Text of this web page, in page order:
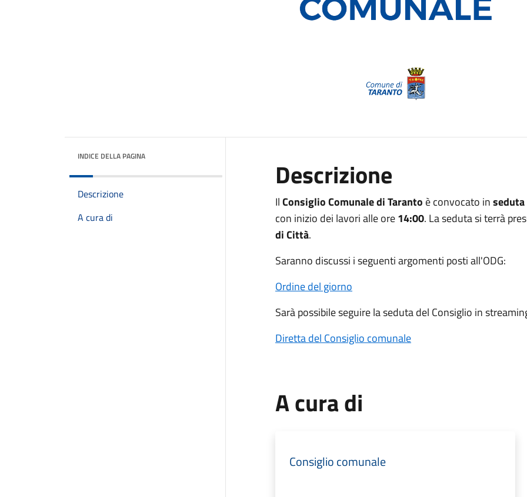
INDICE DELLA PAGINA
Descrizione
A cura di
Descrizione
IlConsiglio Comunale di Taranto è convocato in
con inizio dei lavori alle ore14:00. La seduta si terrà
di Città.
Saranno discussi i seguenti argomenti posti all'ODG:
Ordine del giorno
Sarà possibile seguire la seduta del Consiglio in
Diretta del Consiglio comunale
A cura di
Consiglio comunale